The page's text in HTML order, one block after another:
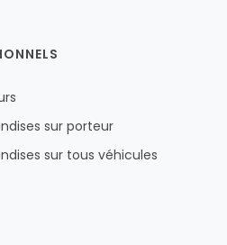
sur porteur
sur tous véhicules